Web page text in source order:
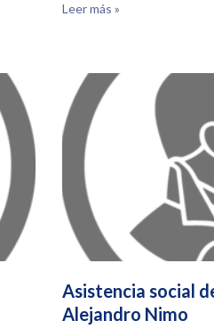
Leer más »
Asistencia social
Alejandro Nimo